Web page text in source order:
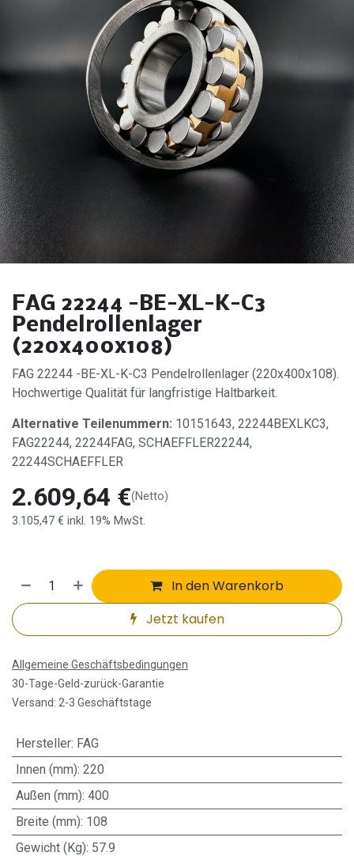
FAG 22244 -BE-XL-K-C3
Pendelrollenlager
(220x400x108)
FAG 22244 -BE-XL-K-C3 Pendelrollenlager (220x400x108).
Hochwertige Qualität für langfristige Haltbarkeit.
Alternative Teilenummern: 10151643, 22244BEXLKC3,
FAG22244, 22244FAG, SCHAEFFLER22244,
22244SCHAEFFLER
2.609,64 €(Netto)
3.105,47 € inkl. 19% MwSt.
In den Warenkorb
Jetzt kaufen
Allgemeine Geschäftsbedingungen
30-Tage-Geld-zurück-Garantie
Versand: 2-3 Geschäftstage
Hersteller: FAG
Innen (mm): 220
Außen (mm): 400
Breite (mm): 108
Gewicht (Kg): 57.9